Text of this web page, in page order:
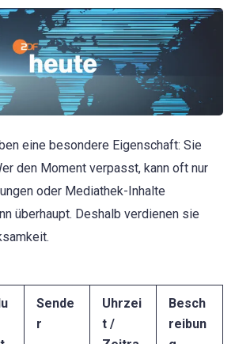
eine besondere Eigenschaft: Sie
den Moment verpasst, kann oft nur
oder Mediathek-Inhalte
überhaupt. Deshalb verdienen sie
Sende
r
Uhrzei
t /
Besch
reibun